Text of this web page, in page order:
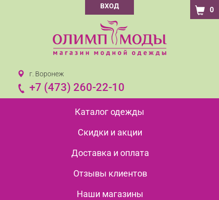
ВХОД 0
г. Воронеж
+7 (473) 260-22-10
Каталог одежды
Скидки и акции
Доставка и оплата
Отзывы клиентов
Наши магазины